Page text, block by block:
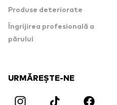
Produse deteriorate
Îngrijirea profesională a
părului
URMĂREȘTE-NE